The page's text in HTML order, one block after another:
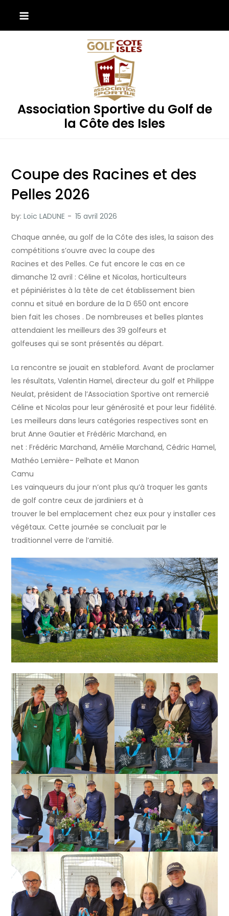
content
Association Sportive du Golf de
la Côte des Isles
Coupe des Racines et des
Pelles 2026
by:Loïc LADUNE
Chaque année, au golf de la Côte des isles, la saison des
compétitions s’ouvre avec la coupe des
Racines et des Pelles. Ce fut encore le cas en ce
dimanche 12 avril : Céline et Nicolas, horticulteurs
et pépiniéristes à la tête de cet établissement bien
connu et situé en bordure de la D 650 ont encore
bien fait les choses . De nombreuses et belles plantes
attendaient les meilleurs des 39 golfeurs et
golfeuses qui se sont présentés au départ.
La rencontre se jouait en stableford. Avant de proclamer
les résultats, Valentin Hamel, directeur du golf et Philippe
Neulat, président de l’Association Sportive ont remercié
Céline et Nicolas pour leur générosité et pour leur fidélité.
Les meilleurs dans leurs catégories respectives sont en
brut Anne Gautier et Frédéric Marchand, en
net : Frédéric Marchand, Amélie Marchand, Cédric Hamel,
Mathéo Lemière- Pelhate et Manon
Camu
Les vainqueurs du jour n’ont plus qu’à troquer les gants
de golf contre ceux de jardiniers et à
trouver le bel emplacement chez eux pour y installer ces
végétaux. Cette journée se concluait par le
traditionnel verre de l’amitié.